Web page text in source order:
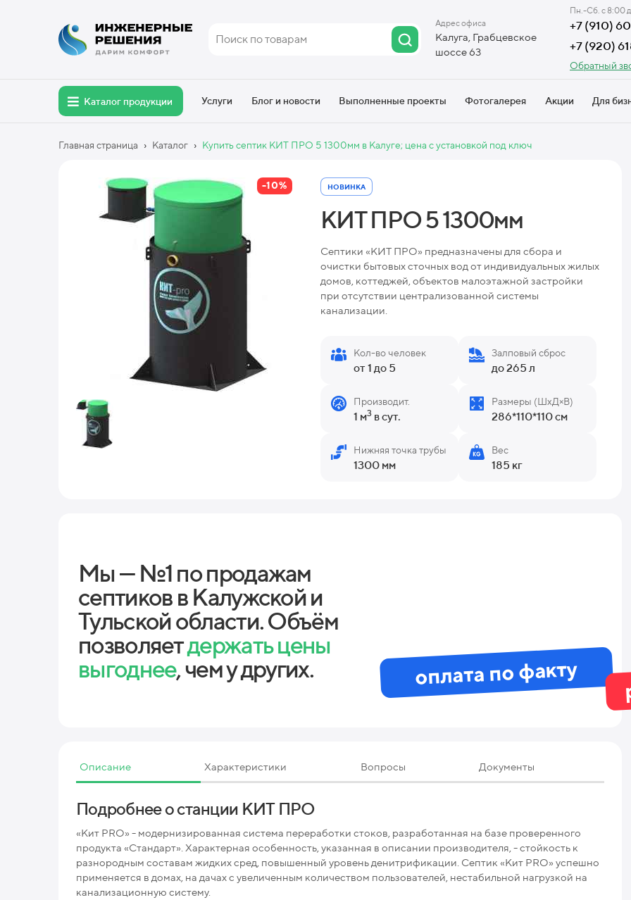
Адрес офиса
Калуга, Грабцевское
шоссе 63
Пн.-Сб. с 8:00
+7 (910)
+7 (920)
Обратный
Каталог продукции Услуги Блог и новости Выполненные проекты Фотогалерея Акции Для
Главная страница › Каталог › Купить септик КИТ ПРО 5 1300мм в Калуге; цена с установкой под ключ
-10% НОВИНКА
КИТ ПРО 5 1300мм
Септики «КИТ ПРО» предназначены для сбора и
очистки бытовых сточных вод от индивидуальных жилых
домов, коттеджей, объектов малоэтажной застройки
при отсутствии централизованной системы
канализации.
Кол-во человек
от 1 до 5
Залповый сброс
до 265 л
Производит.
1 м3 в сут.
Размеры (ШхД×В)
286*110*110 см
Нижняя точка трубы
1300 мм
Вес
185 кг
Мы — №1 по продажам
септиков в Калужской и
Тульской области. Объём
позволяетдержать цены
выгоднее, чем у других. оплата по факту
Описание Характеристики Вопросы Документы
Подробнее о станции КИТ ПРО
«Кит PRO» - модернизированная система переработки стоков, разработанная на базе проверенного
продукта «Стандарт». Характерная особенность, указанная в описании производителя, - стойкость к
разнородным составам жидких сред, повышенный уровень денитрификации. Септик «Кит PRO» успешно
применяется в домах, на дачах с увеличенным количеством пользователей, нестабильной нагрузкой на
канализационную систему.